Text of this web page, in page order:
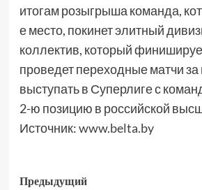
итогам розыгрыша команда,
е место, покинет элитный
коллектив, который
проведет переходные матчи за
выступать в Суперлиге с
2-ю позицию в российской
Источник:www.belta.by
Предыдущий